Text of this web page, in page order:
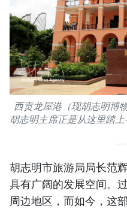
西贡龙屋港（现胡志明博
胡志明主席正是从这里踏
胡志明市旅游局局长范
具有广阔的发展空间。
周边地区，而如今，这